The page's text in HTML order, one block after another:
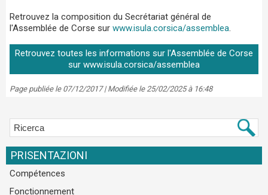
Retrouvez la composition du Secrétariat général de
l'Assemblée de Corse sur www.isula.corsica/assemblea.
Retrouvez toutes les informations sur l'Assemblée de Corse
sur www.isula.corsica/assemblea
Page publiée le 07/12/2017 | Modifiée le 25/02/2025 à 16:48
PRISENTAZIONI
Compétences
Fonctionnement